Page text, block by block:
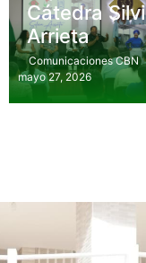
Cátedra
Arrieta
Comunicaciones CBN
mayo 27, 2026